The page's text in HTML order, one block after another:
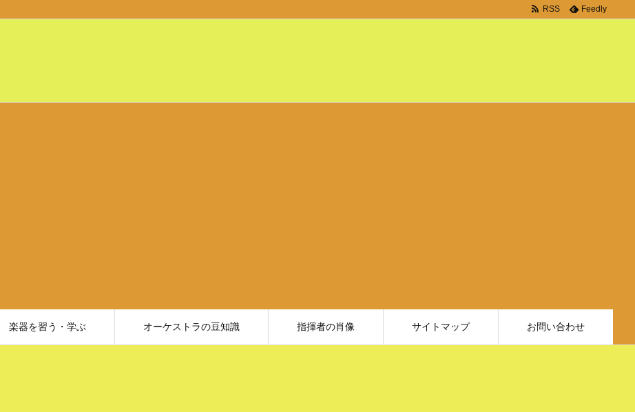
楽器を習う・学ぶ オーケストラの豆知識 指揮者の肖像 サイトマップ お問い合わせ
RSS Feedly